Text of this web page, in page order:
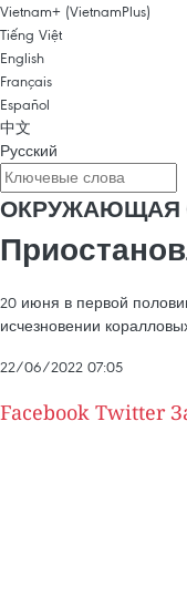
Vietnam+ (VietnamPlus)
Tiếng Việt
English
Français
Español
中文
Русский
ОКРУЖАЮЩАЯ
20 июня в первой
исчезновении
22/06/2022 07:05
Facebook Twitter